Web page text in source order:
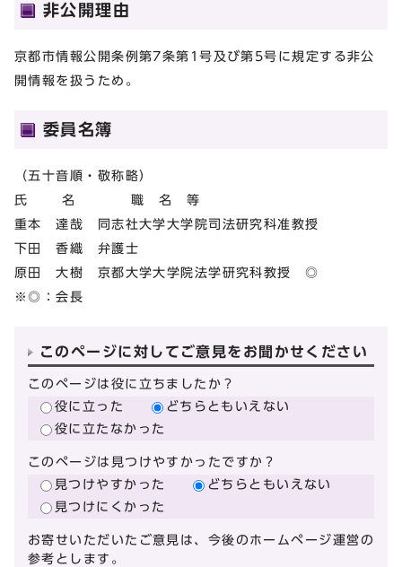
非公開理由
京都市情報公開条例第7条第1号及び第5号に規定する非公
開情報を扱うため。
委員名簿
（五十音順・敬称略）
氏 名 職 名 等
重本 達哉 同志社大学大学院司法研究科准教授
下田 香織 弁護士
原田 大樹 京都大学大学院法学研究科教授 ◎
※◎：会長
このページに対してご意見をお聞かせください
このページは役に立ちましたか？
役に立った
どちらともいえない
役に立たなかった
このページは見つけやすかったですか？
見つけやすかった
どちらともいえない
見つけにくかった
お寄せいただいたご意見は、今後のホームページ運営の
参考とします。